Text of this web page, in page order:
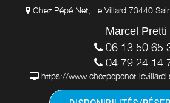
Chez Pépé Net, Le Villard 73440
Marcel Pretti
06 13 50 65
04 79 24 14
https://www.chezpepenet-